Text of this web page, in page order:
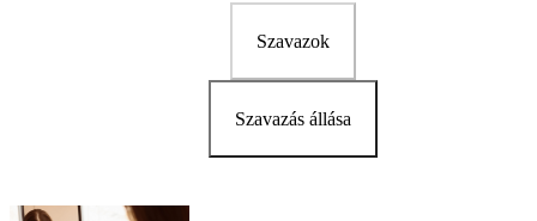
Szavazok
Szavazás állása